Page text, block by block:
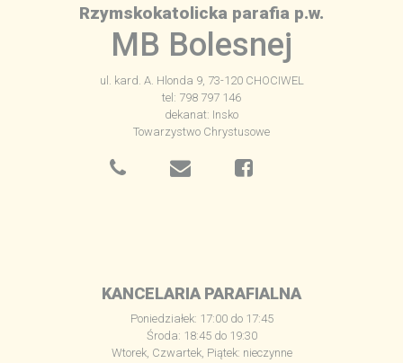
Rzymskokatolicka parafia p.w.
MB Bolesnej
ul. kard. A. Hlonda 9, 73-120 CHOCIWEL
tel: 798 797 146
dekanat: Insko
Towarzystwo Chrystusowe
KANCELARIA PARAFIALNA
Poniedziałek: 17:00 do 17:45
Środa: 18:45 do 19:30
Wtorek, Czwartek, Piątek: nieczynne